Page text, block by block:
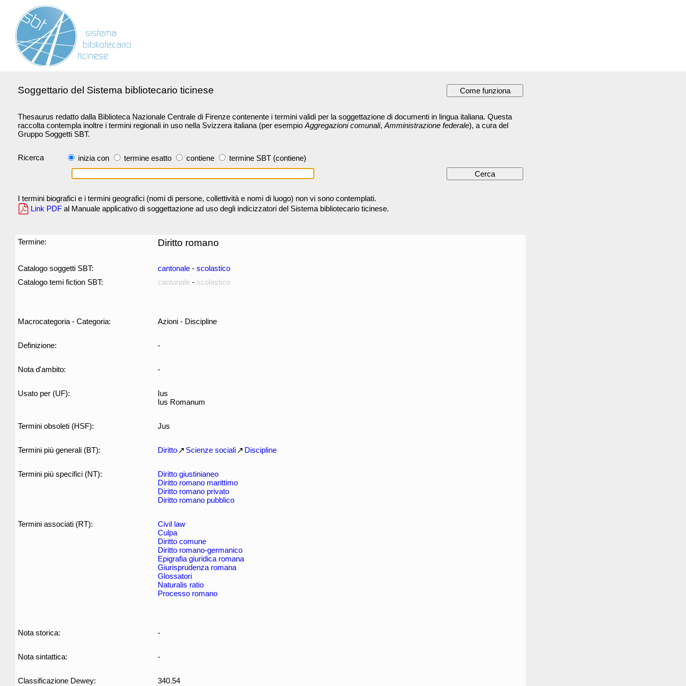
Soggettario del Sistema bibliotecario ticinese
Thesaurus redatto dalla Biblioteca Nazionale Centrale di Firenze contenente i termini validi per la soggettazione di documenti in lingua italiana. Questa
raccolta contempla inoltre i termini regionali in uso nella Svizzera italiana (per esempio Aggregazioni comunali, Amministrazione federale), a cura del
Gruppo Soggetti SBT.
Ricerca inizia con termine esatto contiene termine SBT (contiene)
I termini biografici e i termini geografici (nomi di persone, collettività e nomi di luogo) non vi sono contemplati.
Link PDF al Manuale applicativo di soggettazione ad uso degli indicizzatori del Sistema bibliotecario ticinese.
Termine: Diritto romano
Catalogo soggetti SBT: cantonale - scolastico
Catalogo temi fiction SBT:
cantonale - scolastico
Macrocategoria - Categoria: Azioni - Discipline
Definizione: -
Nota d'ambito: -
Usato per (UF):
Ius
Ius Romanum
Termini obsoleti (HSF): Jus
Termini più generali (BT): Diritto Scienze sociali Discipline
Termini più specifici (NT):
Diritto giustinianeo
Diritto romano marittimo
Diritto romano privato
Diritto romano pubblico
Termini associati (RT):
Civil law
Culpa
Diritto comune
Diritto romano-germanico
Epigrafia giuridica romana
Giurisprudenza romana
Glossatori
Naturalis ratio
Processo romano
Nota storica: -
Nota sintattica: -
Classificazione Dewey: 340.54